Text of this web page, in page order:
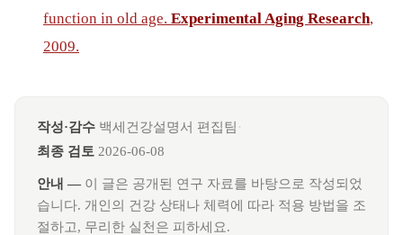
function in old age. Experimental Aging Research,
2009.
작성·감수 백세건강설명서 편집팀 ·
최종 검토 2026-06-08
안내 — 이 글은 공개된 연구 자료를 바탕으로 작성되었
습니다. 개인의 건강 상태나 체력에 따라 적용 방법을 조
절하고, 무리한 실천은 피하세요.